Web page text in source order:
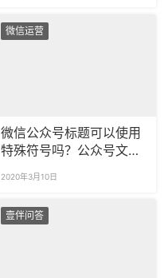
微信运营
微信公众号标题可以使用
特殊符号吗？公众号文章
2020年3月10日
壹伴问答